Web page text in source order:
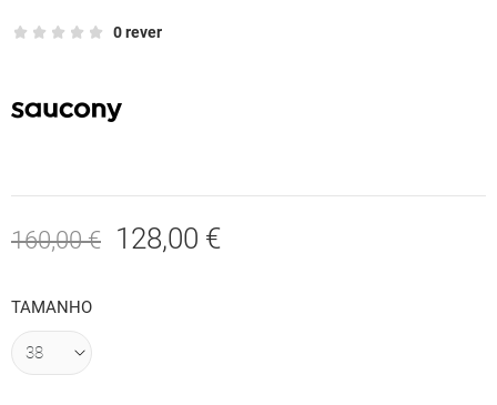
0 rever
160,00 € 128,00 €
TAMANHO